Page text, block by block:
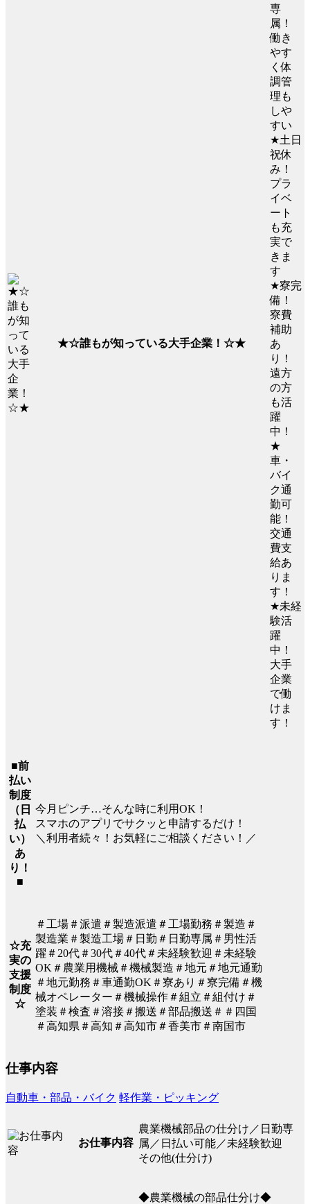
★☆誰もが知っている大手企業！☆★
専
属！
働き
やす
く体
調管
理も
しや
すい
★土日
祝休
み！
プラ
イベ
ート
も充
実で
きま
す
★寮完
備！
寮費
補助
あ
り！
遠方
の方
も活
躍
中！
★
車・
バイ
ク通
勤可
能！
交通
費支
給あ
りま
す！
★未経
験活
躍
中！
大手
企業
で働
けま
す！
■前
払い
制度
（日
払
い）
あ
り！
■
今月ピンチ…そんな時に利用OK！
スマホのアプリでサクッと申請するだけ！
＼利用者続々！お気軽にご相談ください！／
☆充
実の
支援
制度
☆
＃工場＃派遣＃製造派遣＃工場勤務＃製造＃
製造業＃製造工場＃日勤＃日勤専属＃男性活
躍＃20代＃30代＃40代＃未経験歓迎＃未経験
OK＃農業用機械＃機械製造＃地元＃地元通勤
＃地元勤務＃車通勤OK＃寮あり＃寮完備＃機
械オペレーター＃機械操作＃組立＃組付け＃
塗装＃検査＃溶接＃搬送＃部品搬送＃＃四国
＃高知県＃高知＃高知市＃香美市＃南国市
仕事内容
自動車・部品・バイク 軽作業・ピッキング
お仕事内容
農業機械部品の仕分け／日勤専
属／日払い可能／未経験歓迎
その他(仕分け)
◆農業機械の部品仕分け◆